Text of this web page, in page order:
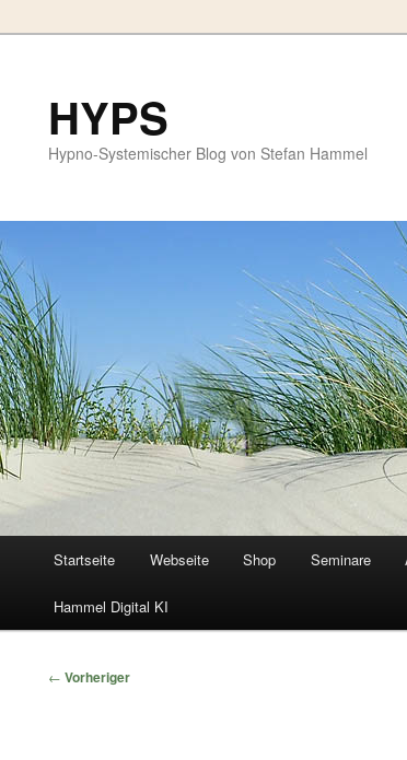
HYPS
Hypno-Systemischer Blog von Stefan Hammel
Zum
primären
Inhalt
Zum
sekundären
Inhalt
Startseite Webseite Shop Seminare
Hammel Digital KI
Beitragsnavigation
← Vorheriger